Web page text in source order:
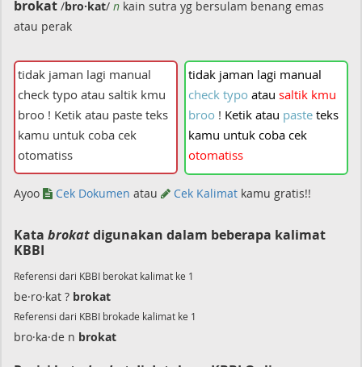
brokat /bro·kat/ n kain sutra yg bersulam benang emas
atau perak
tidak jaman lagi manual
check typo atau saltik kmu
broo ! Ketik atau paste teks
kamu untuk coba cek
otomatiss
Ayoo Cek Dokumen atau Cek Kalimat kamu gratis!!
Kata brokatdigunakan dalam beberapa kalimat
KBBI
Referensi dari KBBI berokat kalimat ke 1
be·ro·kat ? brokat
Referensi dari KBBI brokade kalimat ke 1
bro·ka·de n brokat